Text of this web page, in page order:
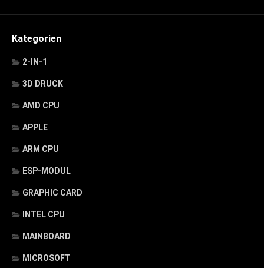
Kategorien
2-IN-1
3D DRUCK
AMD CPU
APPLE
ARM CPU
ESP-MODUL
GRAPHIC CARD
INTEL CPU
MAINBOARD
MICROSOFT